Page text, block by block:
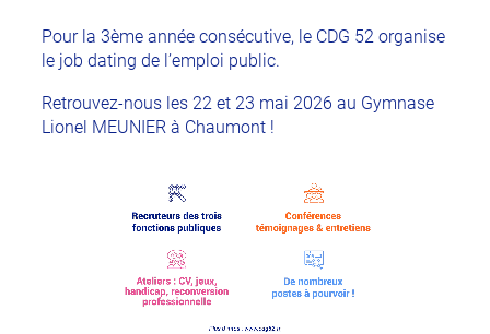
Pour la 3ème année consécutive, le CDG 52 organise
le job dating de l’emploi public.
Retrouvez-nous les 22 et 23 mai 2026 au Gymnase
Lionel MEUNIER à Chaumont !